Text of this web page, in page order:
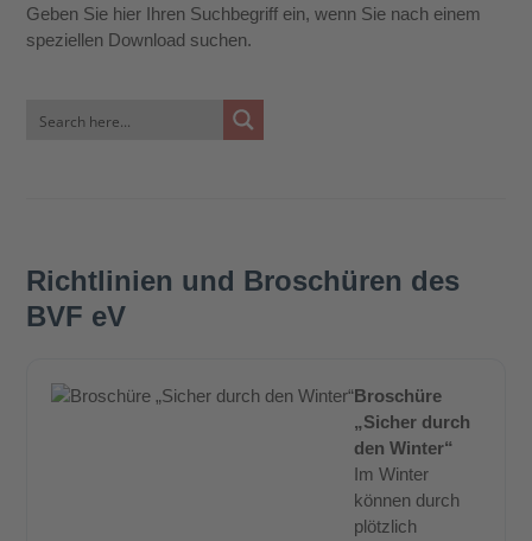
Geben Sie hier Ihren Suchbegriff ein, wenn Sie nach einem
speziellen Download suchen.
Richtlinien und Broschüren des
BVF eV
Broschüre
„Sicher durch
den Winter“
Im Winter
können durch
plötzlich